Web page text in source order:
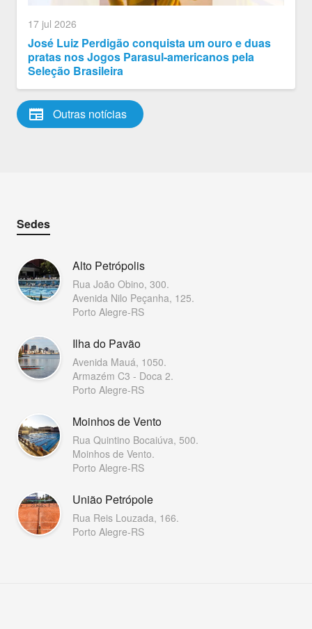
17 jul 2026
José Luiz Perdigão conquista um ouro e duas
pratas nos Jogos Parasul-americanos pela
Seleção Brasileira
newspaper Outras notícias
Sedes
Alto Petrópolis
Rua João Obino, 300.
Avenida Nilo Peçanha, 125.
Porto Alegre-RS
Ilha do Pavão
Avenida Mauá, 1050.
Armazém C3 - Doca 2.
Porto Alegre-RS
Moinhos de Vento
Rua Quintino Bocaiúva, 500.
Moinhos de Vento.
Porto Alegre-RS
União Petrópole
Rua Reis Louzada, 166.
Porto Alegre-RS